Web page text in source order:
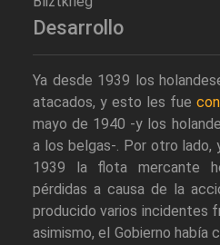
Desarrollo
Ya desde 1939 los
atacados, y esto les fue
mayo de 1940 -y los
a los belgas-. Por otro lado,
1939 la flota mercante
pérdidas a causa de la
producido varios incidentes
asimismo, el Gobierno había